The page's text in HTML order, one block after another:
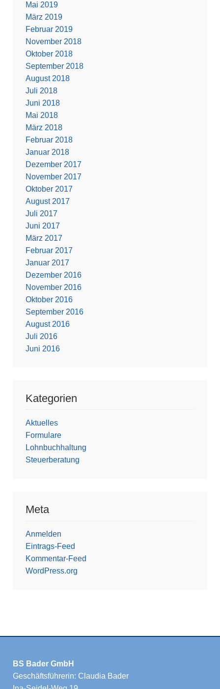
Mai 2019
März 2019
Februar 2019
November 2018
Oktober 2018
September 2018
August 2018
Juli 2018
Juni 2018
Mai 2018
März 2018
Februar 2018
Januar 2018
Dezember 2017
November 2017
Oktober 2017
August 2017
Juli 2017
Juni 2017
März 2017
Februar 2017
Januar 2017
Dezember 2016
November 2016
Oktober 2016
September 2016
August 2016
Juli 2016
Juni 2016
Kategorien
Aktuelles
Formulare
Lohnbuchhaltung
Steuerberatung
Meta
Anmelden
Eintrags-Feed
Kommentar-Feed
WordPress.org
BS Bader GmbH
Geschäftsführerin: Claudia Bader